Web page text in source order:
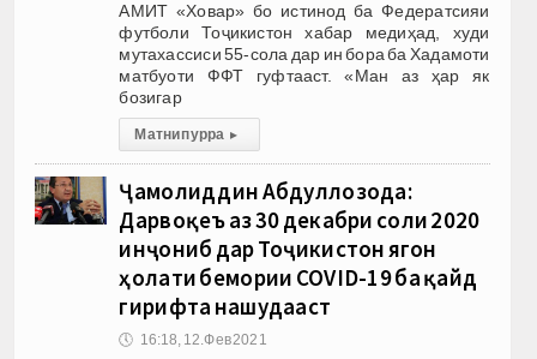
АМИТ «Ховар» бо истинод ба Федератсияи
футболи Тоҷикистон хабар медиҳад, худи
мутахассиси 55-сола дар ин бора ба Хадамоти
матбуоти ФФТ гуфтааст. «Ман аз ҳар як
бозигар
Матни пурра ▸
Ҷамолиддин Абдуллозода:
Дарвоқеъ аз 30 декабри соли 2020
инҷониб дар Тоҷикистон ягон
ҳолати бемории COVID-19 ба қайд
гирифта нашудааст
🕔 16:18, 12.Фев 2021